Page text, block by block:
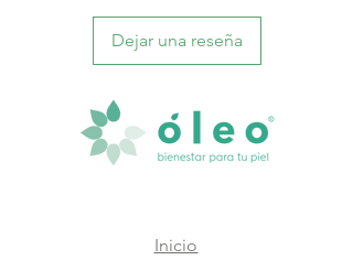
Dejar una reseña
Inicio